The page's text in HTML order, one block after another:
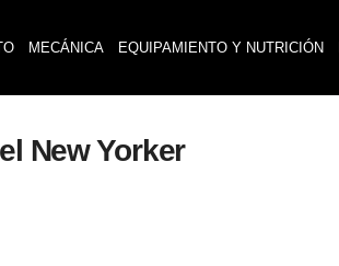
MECÁNICA EQUIPAMIENTO Y NUTRICIÓN
New Yorker